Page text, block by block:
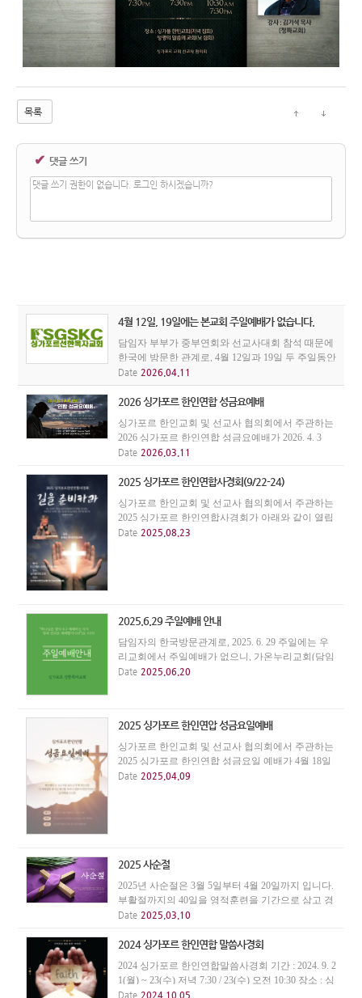
목록
✔ 댓글 쓰기
댓글 쓰기 권한이 없습니다. 로그인 하시겠습니까?
4월 12일, 19일에는 본교회 주일예배가 없습니다.
담임자 부부가 중부연회와 선교사대회 참석 때문에
한국에 방문한 관계로, 4월 12일과 19일 두 주일동안
우리 교회 주일예배가 없습니다. 본 교회성도들은
인근의 다른 한인교회 주일예배에 꼭 참석하시기를
권면합니다.
Date 2026.04.11
2026 싱가포르 한인연합 성금요예배
싱가포르 한인교회 및 선교사 협의회에서 주관하는
2026 싱가포르 한인연합 성금요예배가 2026. 4. 3
(금) 저녁 7시에 싱가폴한인교회에서 있습니다. 주
드리며, 연합으로 성찬을 나누면서 주님 안에서 한
Date 2026.03.11
2025 싱가포르 한인연합사경회(9/22-24)
싱가포르 한인교회 및 선교사 협의회에서 주관하는
2025 싱가포르 한인연합사경회가 아래와 같이 열립
니다. - 일시 : 9/22(월)-24(수) 19:30 - 장소 : 싱가폴한
Date 2025.08.23
2025.6.29 주일예배 안내
담임자의 한국방문관계로, 2025. 6. 29 주일에는 우
리교회에서 주일예배가 없으니, 가온누리교회(담임
김영우 목사) 주일예배에 참석바랍니다. 가온누리
Date 2025.06.20
2025 싱가포르 한인연압 성금요일예배
싱가포르 한인교회 및 선교사 협의회에서 주관하는
2025 싱가포르 한인연합 성금요일 예배가 4월 18일
(금) 저녁 7시에 Singapore Bible College 4층에서 열립
Date 2025.04.09
2025 사순절
2025년 사순절은 3월 5일부터 4월 20일까지 입니다.
부활절까지의 40일을 영적훈련을 기간으로 삼고 경
건한 삶을 살아갑시다.
Date 2025.03.10
2024 싱가포르 한인연합 말씀사경회
2024 싱가포르 한인연합말씀사경회 기간 : 2024. 9. 2
1(월) ~ 23(수) 저녁 7:30 / 23(수) 오전 10:30 장소 : 싱
가폴한인교회(월, 화, 수 저녁집회) 싱가포르 영광교
Date 2024.10.05